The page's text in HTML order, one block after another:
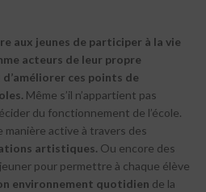
aux jeunes de participer à la vie
acteurs de leur propre
ces points de
Même s’il n’appartient pas
du fonctionnement de l’école.
active à travers des
artistiques. Ou encore des
pour permettre à chaque élève
environnement quotidien de la